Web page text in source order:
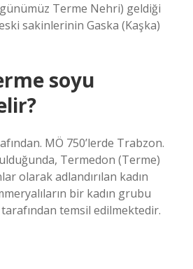
Terme Nehri) geldiği
sakinlerinin Gaska (Kaşka)
soyu
MÖ 750’lerde Trabzon.
Termedon (Terme)
olarak adlandırılan kadın
bir kadın grubu
temsil edilmektedir.